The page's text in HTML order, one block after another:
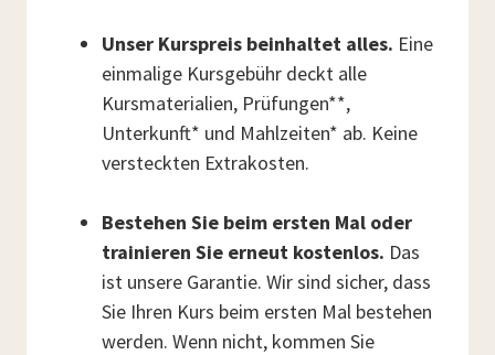
Unser Kurspreis beinhaltet alles. Eine
einmalige Kursgebühr deckt alle
Kursmaterialien, Prüfungen**,
Unterkunft* und Mahlzeiten* ab. Keine
versteckten Extrakosten.
Bestehen Sie beim ersten Mal oder
trainieren Sie erneut kostenlos. Das
ist unsere Garantie. Wir sind sicher, dass
Sie Ihren Kurs beim ersten Mal bestehen
werden. Wenn nicht, kommen Sie